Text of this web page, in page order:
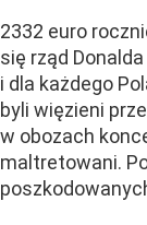
2332 euro
się rząd
i dla każdego
byli więzieni
w obozach
maltretowani.